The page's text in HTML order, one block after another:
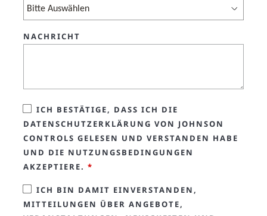
NACHRICHT
ICH BESTÄTIGE, DASS ICH DIE
DATENSCHUTZERKLÄRUNG VON JOHNSON
CONTROLS GELESEN UND VERSTANDEN HABE
UND DIE NUTZUNGSBEDINGUNGEN
AKZEPTIERE. *
ICH BIN DAMIT EINVERSTANDEN,
MITTEILUNGEN ÜBER ANGEBOTE,